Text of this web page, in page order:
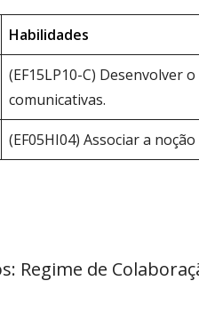
Habilidades
(EF15LP10-C) Desenvolver
comunicativas.
(EF05HI04) Associar a
Regime de